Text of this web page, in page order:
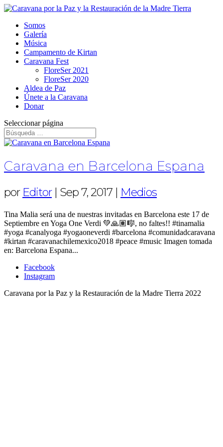
Somos
Galería
Música
Campamento de Kirtan
Caravana Fest
FloreSer 2021
FloreSer 2020
Aldea de Paz
Únete a la Caravana
Donar
Seleccionar página
Caravana en Barcelona Espana
por Editor| Sep 7, 2017 | Medios
Tina Malia será una de nuestras invitadas en Barcelona este 17 de
Septiembre en Yoga One Verdi 💚🙏🏽🎼, no faltes!! #tinamalia
#yoga #canalyoga #yogaoneverdi #barcelona #comunidadcaravana
#kirtan #caravanachilemexico2018 #peace #music Imagen tomada
en: Barcelona Espana...
Facebook
Instagram
Caravana por la Paz y la Restauración de la Madre Tierra 2022